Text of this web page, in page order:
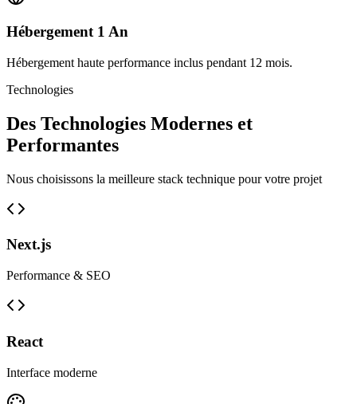
Hébergement 1 An
Hébergement haute performance inclus pendant 12 mois.
Technologies
Des Technologies Modernes et
Performantes
Nous choisissons la meilleure stack technique pour votre projet
Next.js
Performance & SEO
React
Interface moderne